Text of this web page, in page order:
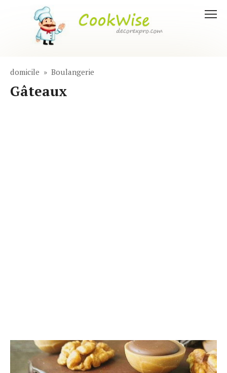
domicile » Boulangerie
Gâteaux